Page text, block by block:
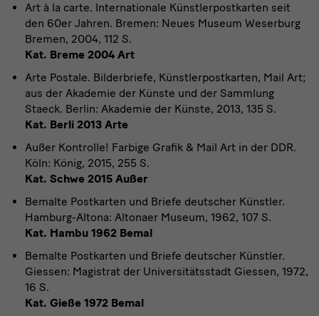
Art à la carte. Internationale Künstlerpostkarten seit
den 60er Jahren. Bremen: Neues Museum Weserburg
Bremen, 2004, 112 S.
Kat. Breme 2004 Art
Arte Postale. Bilderbriefe, Künstlerpostkarten, Mail Art;
aus der Akademie der Künste und der Sammlung
Staeck. Berlin: Akademie der Künste, 2013, 135 S.
Kat. Berli 2013 Arte
Außer Kontrolle! Farbige Grafik & Mail Art in der DDR.
Köln: König, 2015, 255 S.
Kat. Schwe 2015 Außer
Bemalte Postkarten und Briefe deutscher Künstler.
Hamburg-Altona: Altonaer Museum, 1962, 107 S.
Kat. Hambu 1962 Bemal
Bemalte Postkarten und Briefe deutscher Künstler.
Giessen: Magistrat der Universitätsstadt Giessen, 1972,
16 S.
Kat. Gieße 1972 Bemal